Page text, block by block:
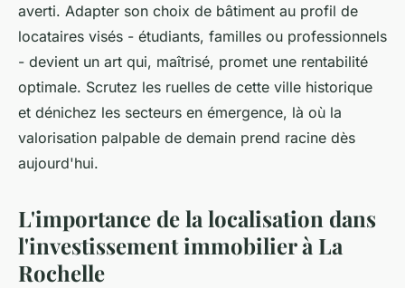
averti. Adapter son choix de bâtiment au profil de
locataires visés - étudiants, familles ou professionnels
- devient un art qui, maîtrisé, promet une rentabilité
optimale. Scrutez les ruelles de cette ville historique
et dénichez les secteurs en émergence, là où la
valorisation palpable de demain prend racine dès
aujourd'hui.
L'importance de la localisation dans
l'investissement immobilier à La
Rochelle